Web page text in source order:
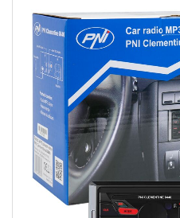
springen